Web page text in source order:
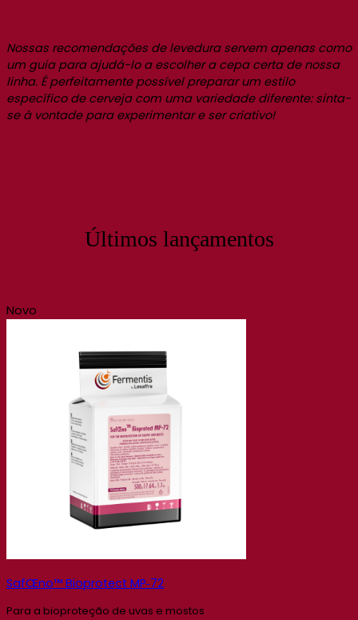
Nossas recomendações de levedura servem apenas como
um guia para ajudá-lo a escolher a cepa certa de nossa
linha. É perfeitamente possível preparar um estilo
específico de cerveja com uma variedade diferente: sinta-
se à vontade para experimentar e ser criativo!
Últimos lançamentos
Novo
SafŒno™ Bioprotect MP‑72
Para a bioproteção de uvas e mostos